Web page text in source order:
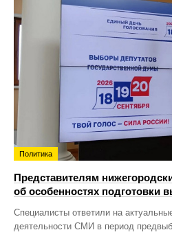
Политика
Представителям
об особенностях подготовки
Специалисты ответили на
деятельности СМИ в период